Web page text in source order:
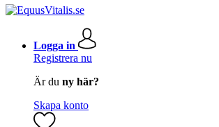
Logga in
Registrera nu
Är du ny här?
Skapa konto